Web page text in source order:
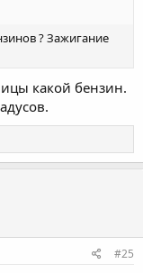
? Зажигание
какой бензин.
#25